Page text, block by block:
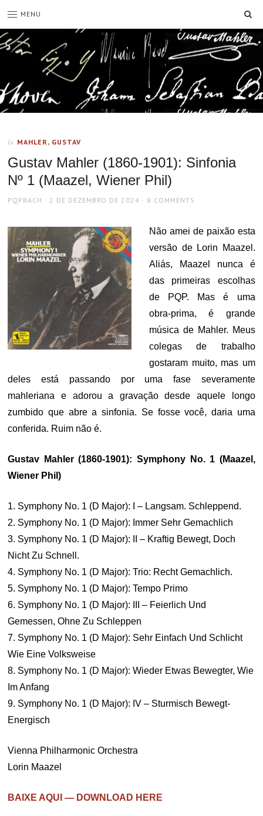
MENU
In MAHLER, GUSTAV
Gustav Mahler (1860-1901): Sinfonia
Nº 1 (Maazel, Wiener Phil)
AUTHOR
PQPBACH
POSTED
2 DE DEZEMBRO DE 2024 8 COMMENTS
Não amei de paixão esta
versão de Lorin Maazel.
Aliás, Maazel nunca é
das primeiras escolhas
de PQP. Mas é uma
obra-prima, é grande
música de Mahler. Meus
colegas de trabalho
gostaram muito, mas um
deles está passando por uma fase severamente
mahleriana e adorou a gravação desde aquele longo
zumbido que abre a sinfonia. Se fosse você, daria uma
conferida. Ruim não é.
Gustav Mahler (1860-1901): Symphony No. 1 (Maazel,
Wiener Phil)
1. Symphony No. 1 (D Major): I – Langsam. Schleppend.
2. Symphony No. 1 (D Major): Immer Sehr Gemachlich
3. Symphony No. 1 (D Major): II – Kraftig Bewegt, Doch
Nicht Zu Schnell.
4. Symphony No. 1 (D Major): Trio: Recht Gemachlich.
5. Symphony No. 1 (D Major): Tempo Primo
6. Symphony No. 1 (D Major): III – Feierlich Und
Gemessen, Ohne Zu Schleppen
7. Symphony No. 1 (D Major): Sehr Einfach Und Schlicht
Wie Eine Volksweise
8. Symphony No. 1 (D Major): Wieder Etwas Bewegter, Wie
Im Anfang
9. Symphony No. 1 (D Major): IV – Sturmisch Bewegt-
Energisch
Vienna Philharmonic Orchestra
Lorin Maazel
BAIXE AQUI — DOWNLOAD HERE